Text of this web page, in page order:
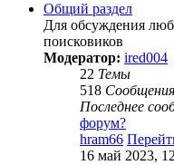
Общий раздел
Для обсуждения
поисковиков
Модератор: ired004
22 Темы
518 Сообщения
Последнее
форум?
hram66
16 май 2023,